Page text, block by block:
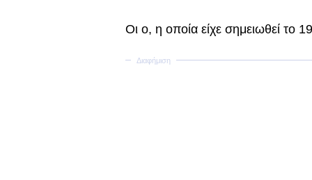
Οι ο, η οποία είχε σημειωθεί το